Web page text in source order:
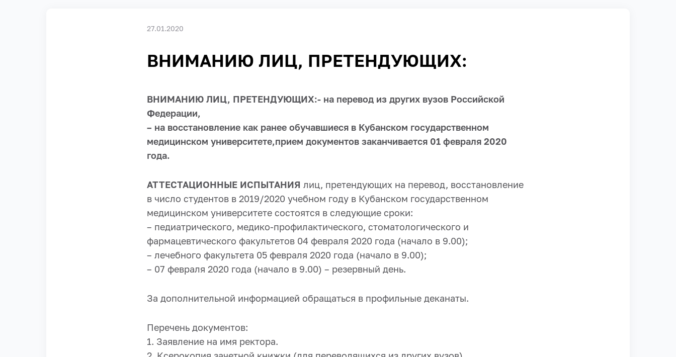
27.01.2020
ВНИМАНИЮ ЛИЦ, ПРЕТЕНДУЮЩИХ:
ВНИМАНИЮ ЛИЦ, ПРЕТЕНДУЮЩИХ:- на перевод из других вузов Российской
Федерации,
– на восстановление как ранее обучавшиеся в Кубанском государственном
медицинском университете,прием документов заканчивается 01 февраля 2020
года.
АТТЕСТАЦИОННЫЕ ИСПЫТАНИЯ лиц, претендующих на перевод, восстановление
в число студентов в 2019/2020 учебном году в Кубанском государственном
медицинском университете состоятся в следующие сроки:
– педиатрического, медико-профилактического, стоматологического и
фармацевтического факультетов 04 февраля 2020 года (начало в 9.00);
– лечебного факультета 05 февраля 2020 года (начало в 9.00);
– 07 февраля 2020 года (начало в 9.00) – резервный день.
За дополнительной информацией обращаться в профильные деканаты.
Перечень документов:
1. Заявление на имя ректора.